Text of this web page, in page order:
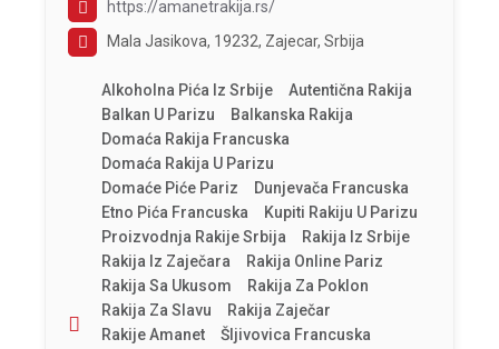
https://amanetrakija.rs/
Mala Jasikova, 19232, Zajecar, Srbija
Alkoholna Pića Iz Srbije
Autentična Rakija
Balkan U Parizu
Balkanska Rakija
Domaća Rakija Francuska
Domaća Rakija U Parizu
Domaće Piće Pariz
Dunjevača Francuska
Etno Pića Francuska
Kupiti Rakiju U Parizu
Proizvodnja Rakije Srbija
Rakija Iz Srbije
Rakija Iz Zaječara
Rakija Online Pariz
Rakija Sa Ukusom
Rakija Za Poklon
Rakija Za Slavu
Rakija Zaječar
Rakije Amanet
Šljivovica Francuska